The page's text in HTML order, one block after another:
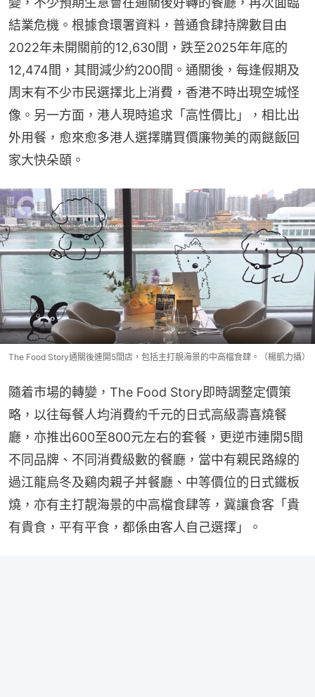
結業危機。根據食環署資料，普通食肆持牌數目由
2022年未開關前的12,630間，跌至2025年年底的
12,474間，其間減少約200間。通關後，每逢假期及
周末有不少市民選擇北上消費，香港不時出現空城怪
像。另一方面，港人現時追求「高性價比」，相比出
外用餐，愈來愈多港人選擇購買價廉物美的兩餸飯回
家大快朵頤。
The Food Story通關後連開5間店，包括主打靚海景的中高檔食肆。（楊凱力攝）
隨着市場的轉變，The Food Story即時調整定價策
略，以往每餐人均消費約千元的日式高級壽喜燒餐
廳，亦推出600至800元左右的套餐，更逆市連開5間
不同品牌、不同消費級數的餐廳，當中有親民路線的
過江龍烏冬及鷄肉親子丼餐廳、中等價位的日式鐵板
燒，亦有主打靚海景的中高檔食肆等，冀讓食客「貴
有貴食，平有平食，都係由客人自己選擇」。